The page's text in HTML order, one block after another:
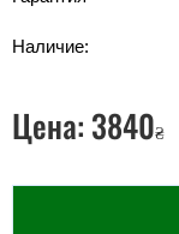
Наличие:
Цена: 3840₴